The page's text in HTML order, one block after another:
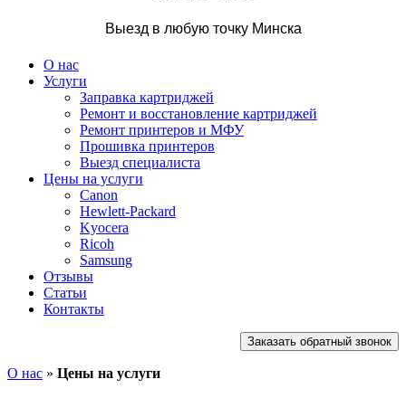
Выезд в любую точку Минска
О нас
Услуги
Заправка картриджей
Ремонт и восстановление картриджей
Ремонт принтеров и МФУ
Прошивка принтеров
Выезд специалиста
Цены на услуги
Canon
Hewlett-Packard
Kyocera
Ricoh
Samsung
Отзывы
Статьи
Контакты
Заказать обратный звонок
О нас » Цены на услуги